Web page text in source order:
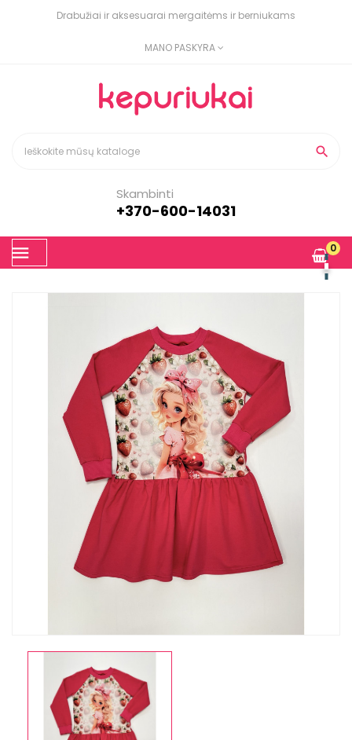
Drabužiai ir aksesuarai mergaitėms ir berniukams
MANO PASKYRA

Skambinti
+370-600-14031
Toggle
navigation
0